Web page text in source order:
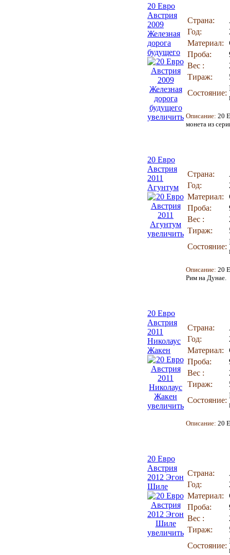
20 Евро
Австрия
2009
Железная
дорога
будущего
увеличить
Страна:
Год:
Материал:
Проба:
Вес :
Тираж:
Состояние:
Описание: 20
монета из
20 Евро
Австрия
2011
Агунтум
увеличить
Страна:
Год:
Материал:
Проба:
Вес :
Тираж:
Состояние:
Описание: 20
Рим на Дунае.
20 Евро
Австрия
2011
Николаус
Жакен
увеличить
Страна:
Год:
Материал:
Проба:
Вес :
Тираж:
Состояние:
Описание: 20
20 Евро
Австрия
2012 Эгон
Шиле
увеличить
Страна:
Год:
Материал:
Проба:
Вес :
Тираж:
Состояние: